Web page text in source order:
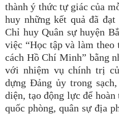
thành ý thức tự giác của
huy những kết quả đã
Chỉ huy Quân sự huyện
việc “Học tập và làm theo
cách Hồ Chí Minh” bằng
với nhiệm vụ chính trị
dựng Đảng ủy trong
diện, tạo động lực để
quốc phòng, quân sự địa